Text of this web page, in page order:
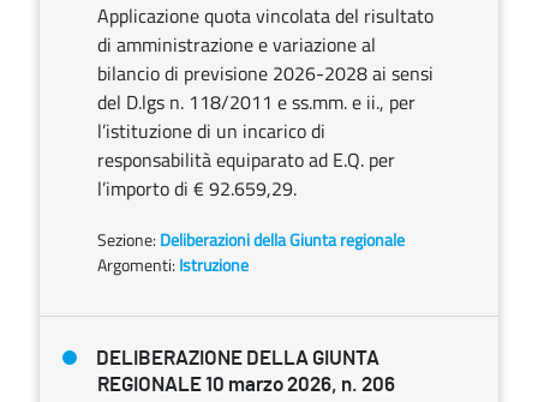
Applicazione quota vincolata del risultato
di amministrazione e variazione al
bilancio di previsione 2026-2028 ai sensi
del D.lgs n. 118/2011 e ss.mm. e ii., per
l’istituzione di un incarico di
responsabilità equiparato ad E.Q. per
l’importo di € 92.659,29.
Sezione: Deliberazioni della Giunta regionale
Argomenti: Istruzione
DELIBERAZIONE DELLA GIUNTA
REGIONALE 10 marzo 2026, n. 206